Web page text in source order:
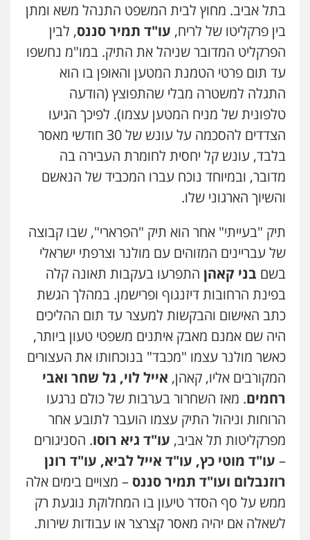
בתל אביב. מחוץ לבית המשפט התנהל משא ומתן
בין פרקליטו של לריח, עו"ד תמיר סננס, לבין
הפרקליט המדובר שניהל את התיק. במו"מ נחשפו
עד תום פרטי הטמנת המטען והאופן בו הוא
התגלה למשטרה מבלי שהתפוצץ (הודעה
טלפונית של מניח המטען עצמו). לפיכך הגיעו
הצדדים להסכמה על עונש של 30 חודשי מאסר
בלבד, עונש קל יחסית לחומרת העבירה בה
מדובר, ובמיוחד נוכח עברו המכביד של הנאשם
והשיוך הארגוני שלו.
תיק "בעייתי" אחר הוא תיק "הפרארי", שבו קבוצה
של עבריינים המזוהים עם מולנר וצרפתי ישראלי
בשם בני קאהן התפרעו בעקבות תאונה קלה
בפינת הרחובות דיזנגוף ופרישמן. במהלך הגשת
כתב האישום והבקשות למעצר עד תום ההליכים
היה שם אמנם מאבק איתנים משפטי טעון ביותר,
כאשר מולנר עצמו "מכבד" בנוכחותו את העצורים
המקורבים אליו, קאהן, אייל לוי, גל שחר ואבי
רחמים. מאז השחרור בערבות של כולם נרגעו
הרוחות וניהול התיק עצמו הועבר לתובע אחר
מפרקליטות תל אביב, עו"ד גיא רוסו. הסניגורים
– עו"ד מוטי כץ, עו"ד אייל לביא, עו"ד רונן
רוזנבלום ועו"ד תמיר סננס – מצויים בימים אלה
ממש על סף הסדר טיעון בו המחלוקת נוגעת רק
לשאלה אם יהיה מאסר קצרצר או עבודות שירות.